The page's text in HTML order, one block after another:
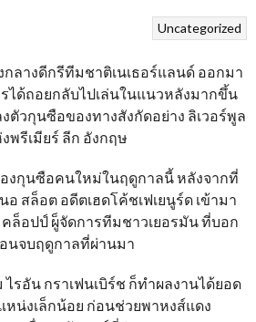
Uncategorized
กลางดีกรีทีมชาติเนเธอร์แลนด์ ออกมา
ได้ถอยกลับไปเล่นในแนวหลังมากขึ้น
ตัวกุนซือของทางสังกัดอย่าง ลิเวอร์พูล
รีเมียร์ ลีก อังกฤษ
องกุนซือคนใหม่ในฤดูกาลนี้ หลังจากที่
อ สล็อต อดีตเฮดโค้ชเฟเยนูร์ด เข้ามา
ล็อปป์ ผู็จัดการทีมชาวเยอรมัน ที่บอก
นจบฤดูกาลที่ผ่านมา
รอัน กราเฟนเบิร์ช ก็ทำผลงานได้ยอด
หน่งเล็กน้อย ก่อนช่วยพาหงส์แดง